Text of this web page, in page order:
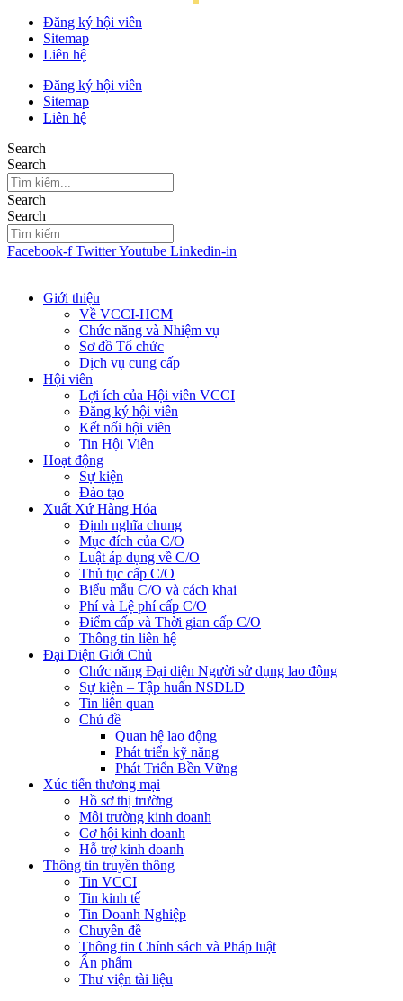
Đăng ký hội viên
Sitemap
Liên hệ
Đăng ký hội viên
Sitemap
Liên hệ
Search
Search
Search
Search
Facebook-f TwitterYoutube Linkedin-in
Giới thiệu
Về VCCI-HCM
Chức năng và Nhiệm vụ
Sơ đồ Tổ chức
Dịch vụ cung cấp
Hội viên
Lợi ích của Hội viên VCCI
Đăng ký hội viên
Kết nối hội viên
Tin Hội Viên
Hoạt động
Sự kiện
Đào tạo
Xuất Xứ Hàng Hóa
Định nghĩa chung
Mục đích của C/O
Luật áp dụng về C/O
Thủ tục cấp C/O
Biểu mẫu C/O và cách khai
Phí và Lệ phí cấp C/O
Điểm cấp và Thời gian cấp C/O
Thông tin liên hệ
Đại Diện Giới Chủ
Chức năng Đại diện Người sử dụng lao động
Sự kiện – Tập huấn NSDLĐ
Tin liên quan
Chủ đề
Quan hệ lao động
Phát triển kỹ năng
Phát Triển Bền Vững
Xúc tiến thương mại
Hồ sơ thị trường
Môi trường kinh doanh
Cơ hội kinh doanh
Hỗ trợ kinh doanh
Thông tin truyền thông
Tin VCCI
Tin kinh tế
Tin Doanh Nghiệp
Chuyên đề
Thông tin Chính sách và Pháp luật
Ấn phẩm
Thư viện tài liệu